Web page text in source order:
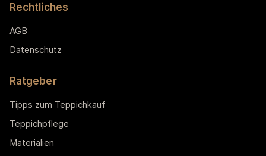
Rechtliches
AGB
Datenschutz
Ratgeber
Tipps zum Teppichkauf
Teppichpflege
Materialien